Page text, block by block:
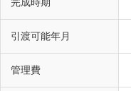
完成時期
引渡可能年月
管理費